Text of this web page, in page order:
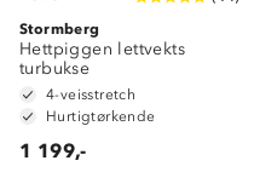
Stormberg
Hettpiggen lettvekts
turbukse
4-veisstretch
Hurtigtørkende
1 199,-